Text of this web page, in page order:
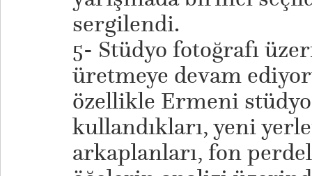
sergilendi.
5- Stüdyo fotoğrafı
üretmeye devam
özellikle Ermeni stüdyo
kullandıkları, yeni
arkaplanları, fon